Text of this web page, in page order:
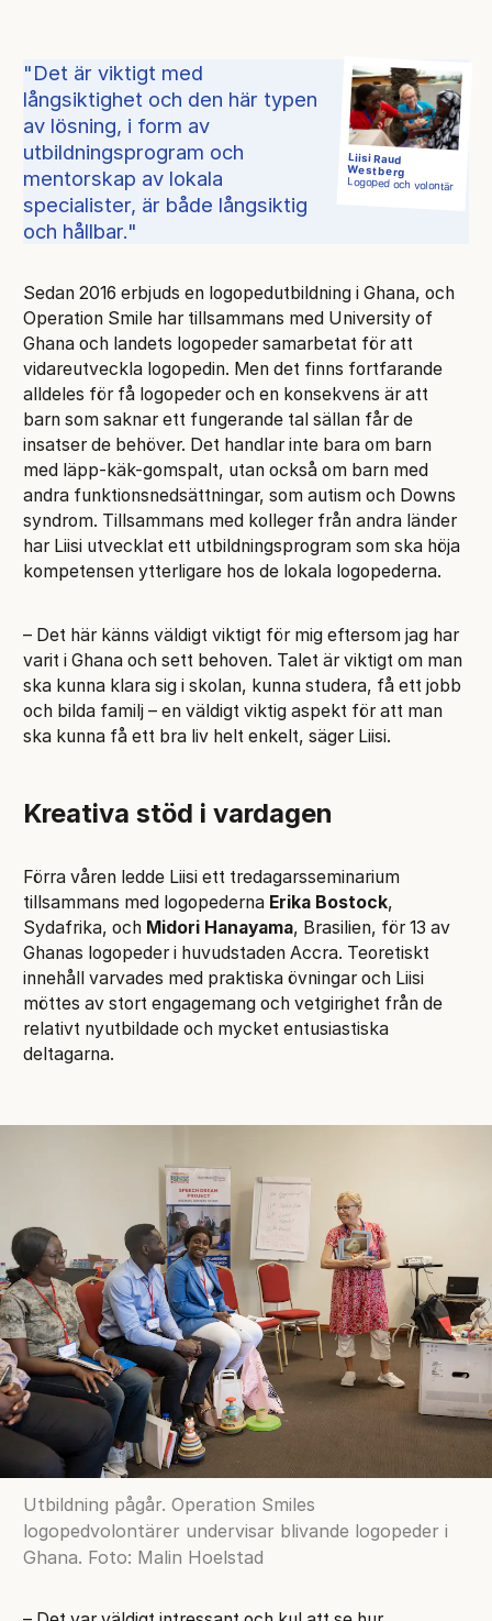
Liisi Raud
Westberg
Logoped och volontär
Det är viktigt med
långsiktighet och den här typen
av lösning, i form av
utbildningsprogram och
mentorskap av lokala
specialister, är både långsiktig
och hållbar.
Sedan 2016 erbjuds en logopedutbildning i Ghana, och
Operation Smile har tillsammans med University of
Ghana och landets logopeder samarbetat för att
vidareutveckla logopedin. Men det finns fortfarande
alldeles för få logopeder och en konsekvens är att
barn som saknar ett fungerande tal sällan får de
insatser de behöver. Det handlar inte bara om barn
med läpp-käk-gomspalt, utan också om barn med
andra funktionsnedsättningar, som autism och Downs
syndrom. Tillsammans med kolleger från andra länder
har Liisi utvecklat ett utbildningsprogram som ska höja
kompetensen ytterligare hos de lokala logopederna.
– Det här känns väldigt viktigt för mig eftersom jag har
varit i Ghana och sett behoven. Talet är viktigt om man
ska kunna klara sig i skolan, kunna studera, få ett jobb
och bilda familj – en väldigt viktig aspekt för att man
ska kunna få ett bra liv helt enkelt, säger Liisi.
Kreativa stöd i vardagen
Förra våren ledde Liisi ett tredagarsseminarium
tillsammans med logopederna Erika Bostock,
Sydafrika, och Midori Hanayama, Brasilien, för 13 av
Ghanas logopeder i huvudstaden Accra. Teoretiskt
innehåll varvades med praktiska övningar och Liisi
möttes av stort engagemang och vetgirighet från de
relativt nyutbildade och mycket entusiastiska
deltagarna.
Utbildning pågår. Operation Smiles
logopedvolontärer undervisar blivande logopeder i
Ghana. Foto: Malin Hoelstad